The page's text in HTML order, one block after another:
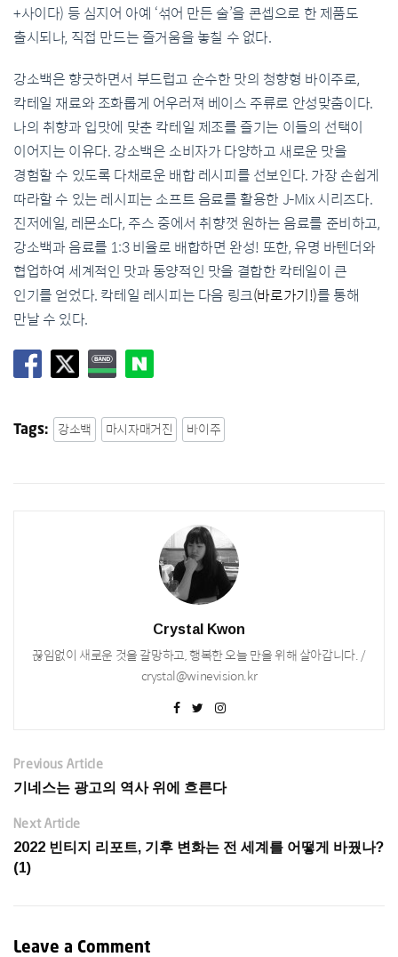
+사이다) 등 심지어 아예 ‘섞어 만든 술’을 콘셉으로 한 제품도
출시되나, 직접 만드는 즐거움을 놓칠 수 없다.
강소백은 향긋하면서 부드럽고 순수한 맛의 청향형 바이주로,
칵테일 재료와 조화롭게 어우러져 베이스 주류로 안성맞춤이다.
나의 취향과 입맛에 맞춘 칵테일 제조를 즐기는 이들의 선택이
이어지는 이유다. 강소백은 소비자가 다양하고 새로운 맛을
경험할 수 있도록 다채로운 배합 레시피를 선보인다. 가장 손쉽게
따라할 수 있는 레시피는 소프트 음료를 활용한 J-Mix 시리즈다.
진저에일, 레몬소다, 주스 중에서 취향껏 원하는 음료를 준비하고,
강소백과 음료를 1:3 비율로 배합하면 완성! 또한, 유명 바텐더와
협업하여 세계적인 맛과 동양적인 맛을 결합한 칵테일이 큰
인기를 얻었다. 칵테일 레시피는 다음 링크(바로가기!)를 통해
만날 수 있다.
Tags: 강소백 마시자매거진 바이주
Crystal Kwon
끊임없이 새로운 것을 갈망하고, 행복한 오늘 만을 위해 살아갑니다. /
crystal@winevision.kr
Previous Article
기네스는 광고의 역사 위에 흐른다
Next Article
2022 빈티지 리포트, 기후 변화는 전 세계를 어떻게 바꿨나?
(1)
Leave a Comment